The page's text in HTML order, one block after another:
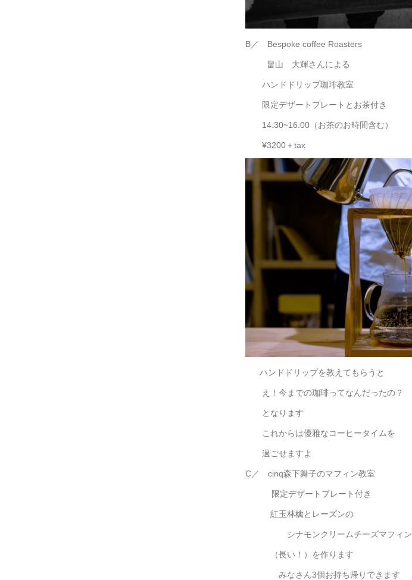
B／ Bespoke coffee Roasters
畠山 大輝さんによる
ハンドドリップ珈琲教室
限定デザートプレートとお茶付き
14:30~16:00（お茶のお時間含む）
¥3200＋tax
ハンドドリップを教えてもらうと
え！今までの珈琲ってなんだったの？
となります
これからは優雅なコーヒータイムを
過ごせますよ
C／ cinq森下舞子のマフィン教室
限定デザートプレート付き
紅玉林檎とレーズンの
シナモンクリームチーズマフィン
（長い！）を作ります
みなさん3個お持ち帰りできます